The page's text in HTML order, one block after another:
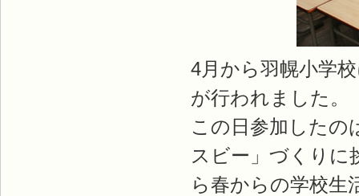
4月から羽幌小学
が行われました。
この日参加したの
スビー」づくりに
ら春からの学校生